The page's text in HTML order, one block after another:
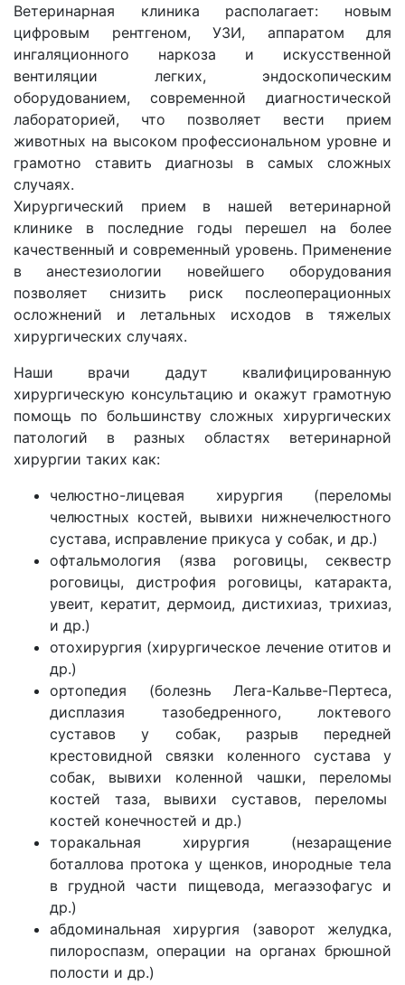
Ветеринарная клиника располагает: новым
цифровым рентгеном, УЗИ, аппаратом для
ингаляционного наркоза и искусственной
вентиляции легких, эндоскопическим
оборудованием, современной диагностической
лабораторией, что позволяет вести прием
животных на высоком профессиональном уровне и
грамотно ставить диагнозы в самых сложных
случаях.
Хирургический прием в нашей ветеринарной
клинике в последние годы перешел на более
качественный и современный уровень. Применение
в анестезиологии новейшего оборудования
позволяет снизить риск послеоперационных
осложнений и летальных исходов в тяжелых
хирургических случаях.
Наши врачи дадут квалифицированную
хирургическую консультацию и окажут грамотную
помощь по большинству сложных хирургических
патологий в разных областях ветеринарной
хирургии таких как:
челюстно-лицевая хирургия (переломы
челюстных костей, вывихи нижнечелюстного
сустава, исправление прикуса у собак, и др.)
офтальмология (язва роговицы, секвестр
роговицы, дистрофия роговицы, катаракта,
увеит, кератит, дермоид, дистихиаз, трихиаз,
и др.)
отохирургия (хирургическое лечение отитов и
др.)
ортопедия (болезнь Лега-Кальве-Пертеса,
дисплазия тазобедренного, локтевого
суставов у собак, разрыв передней
крестовидной связки коленного сустава у
собак, вывихи коленной чашки, переломы
костей таза, вывихи суставов, переломы
костей конечностей и др.)
торакальная хирургия (незаращение
боталлова протока у щенков, инородные тела
в грудной части пищевода, мегаэзофагус и
др.)
абдоминальная хирургия (заворот желудка,
пилороспазм, операции на органах брюшной
полости и др.)